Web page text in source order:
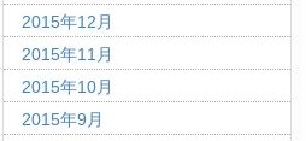
2015年12月
2015年11月
2015年10月
2015年9月